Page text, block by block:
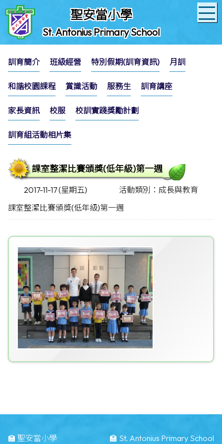
聖安當小學
St. Antonius Primary School
訓育簡介 班級經營 特別假期(訓育資訊) 月訓
和諧校園課程 賞識活動 服務生 訓育講座
家長資訊 校服 校訓實踐獎勵計劃
訓育組活動相片集
課室整潔比賽頒獎(低年級)第一週
2017-11-17 (星期五)
活動類別：成長與教育
課室整潔比賽頒獎(低年級)第一週
🏫 聖安當小學 🏫 St. Antonius Primary School